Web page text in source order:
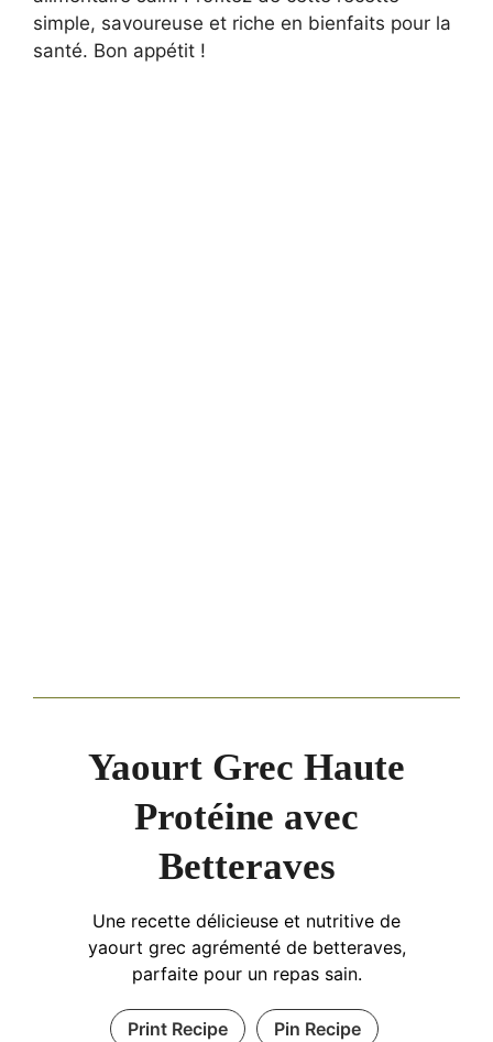
simple, savoureuse et riche en bienfaits pour la
santé. Bon appétit !
Yaourt Grec Haute
Protéine avec
Betteraves
Une recette délicieuse et nutritive de
yaourt grec agrémenté de betteraves,
parfaite pour un repas sain.
Print Recipe Pin Recipe